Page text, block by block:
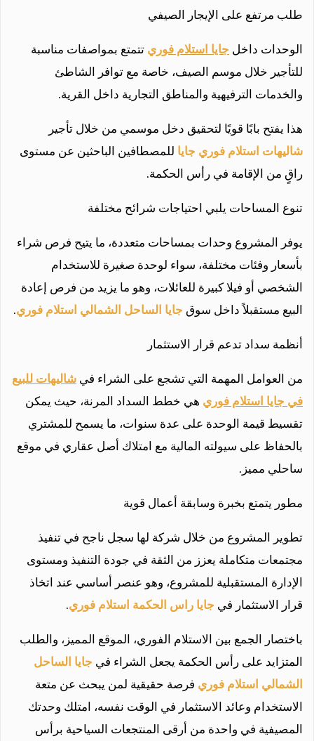
طلب مرتفع على الإيجار الصيفي
الوحدات داخلجايا استلام فوريتتمتع بمواصفات مناسبة
للتأجير خلال موسم الصيف، خاصة مع توافر الشاطئ
والخدمات الترفيهية والمناطق التجارية داخل القرية.
هذا يفتح بابًا قويًا لتحقيق دخل موسمي من خلال تأجير
شاليهات استلام فوري جاياللمصطافين الباحثين عن مستوى
راقٍ من الإقامة في رأس الحكمة.
تنوع المساحات يلبي احتياجات شرائح مختلفة
يوفر المشروع وحدات بمساحات متعددة، ما يتيح فرص شراء
بأسعار وفئات مختلفة، سواء لوحدة صغيرة للاستخدام
الشخصي أو فيلا كبيرة للعائلات، وهو ما يزيد من فرص إعادة
البيع مستقبلاً داخل سوقجايا الساحل الشمالي استلام فوري.
أنظمة سداد تدعم قرار الاستثمار
من العوامل المهمة التي تشجع على الشراء فيشاليهات للبيع
في جايا استلام فوريهي خطط السداد المرنة، حيث يمكن
تقسيط قيمة الوحدة على عدة سنوات، ما يسمح للمشتري
بالحفاظ على سيولته المالية مع امتلاك أصل عقاري في موقع
ساحلي مميز.
مطور يتمتع بخبرة وسابقة أعمال قوية
تطوير المشروع من خلال شركة لها سجل ناجح في تنفيذ
مجتمعات متكاملة يعزز من الثقة في جودة التنفيذ ومستوى
الإدارة المستقبلية للمشروع، وهو عنصر أساسي عند اتخاذ
قرار الاستثمار فيجايا راس الحكمة استلام فوري.
باختصار الجمع بين الاستلام الفوري، الموقع المميز، والطلب
المتزايد على رأس الحكمة يجعل الشراء فيجايا الساحل
الشمالي استلام فوريفرصة حقيقية لمن يبحث عن متعة
الاستخدام وعائد الاستثمار في الوقت نفسه، امتلك وحدتك
المصيفية في واحدة من أرقى المنتجعات السياحية برأس